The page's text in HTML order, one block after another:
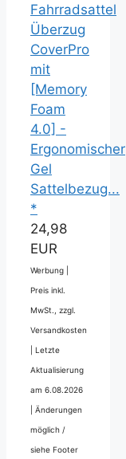
Fahrradsattel
Überzug
CoverPro
mit
[Memory
Foam
4.0] -
Ergonomischer
Gel
Sattelbezug...
*
24,98
EUR
Werbung |
Preis inkl.
MwSt., zzgl.
Versandkosten
Letzte
Aktualisierung
am 6.08.2026
Änderungen
möglich /
siehe Footer